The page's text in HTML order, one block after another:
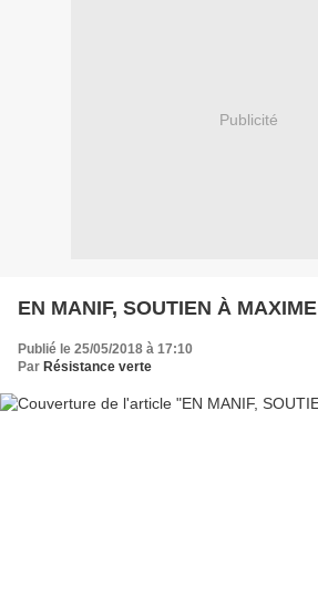
Publicité
EN MANIF, SOUTIEN À MAXIME
Publié le 25/05/2018 à 17:10
Par Résistance verte